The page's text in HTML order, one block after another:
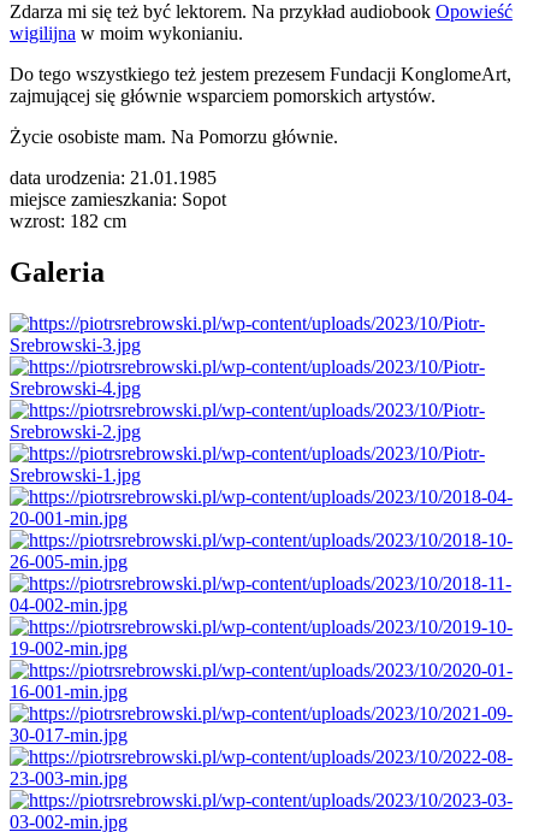
Zdarza mi się też być lektorem. Na przykład audiobook Opowieść
wigilijna w moim wykonianiu.
Do tego wszystkiego też jestem prezesem Fundacji KonglomeArt,
zajmującej się głównie wsparciem pomorskich artystów.
Życie osobiste mam. Na Pomorzu głównie.
data urodzenia: 21.01.1985
miejsce zamieszkania: Sopot
wzrost: 182 cm
Galeria